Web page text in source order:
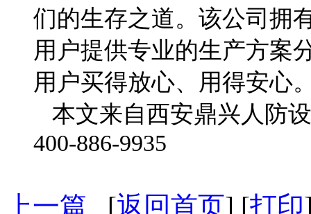
们的生存之道。 该公司拥
用户提供专业的生产方案
用户买得放心、用得安心
本文来自西安鼎兴人防
400-886-9935
上一篇 [返回首页] [打印